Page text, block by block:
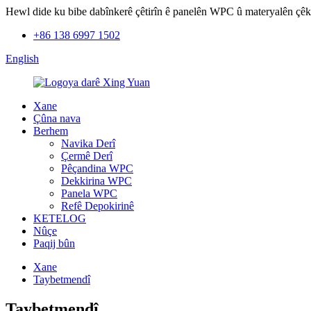
Hewl dide ku bibe dabînkerê çêtirîn ê panelên WPC û materyalên
+86 138 6997 1502
English
Xane
Çûna nava
Berhem
Navika Derî
Çermê Derî
Pêçandina WPC
Dekkirina WPC
Panela WPC
Refê Depokirinê
KETELOG
Nûçe
Paqij bûn
Xane
Taybetmendî